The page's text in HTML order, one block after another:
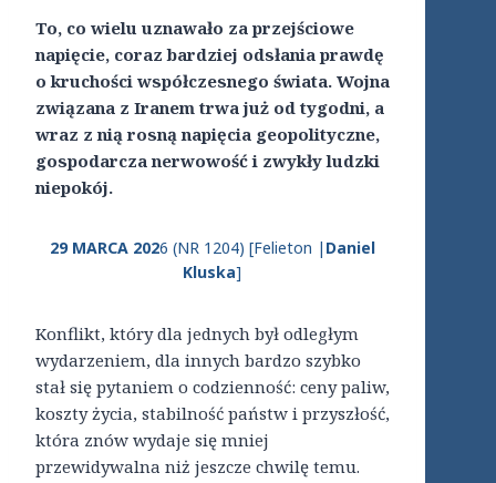
To, co wielu uznawało za przejściowe
napięcie, coraz bardziej odsłania prawdę
o kruchości współczesnego świata. Wojna
związana z Iranem trwa już od tygodni, a
wraz z nią rosną napięcia geopolityczne,
gospodarcza nerwowość i zwykły ludzki
niepokój.
29 MARCA 2026 (NR 1204) [Felieton | Daniel
Kluska]
Konflikt, który dla jednych był odległym
wydarzeniem, dla innych bardzo szybko
stał się pytaniem o codzienność: ceny paliw,
koszty życia, stabilność państw i przyszłość,
która znów wydaje się mniej
przewidywalna niż jeszcze chwilę temu.